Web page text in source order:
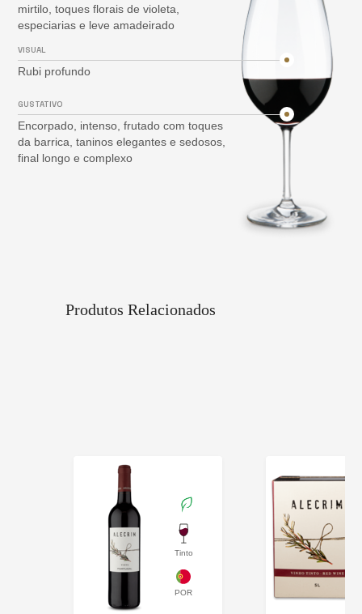
mirtilo, toques florais de violeta,
especiarias e leve amadeirado
VISUAL
Rubi profundo
GUSTATIVO
Encorpado, intenso, frutado com toques
da barrica, taninos elegantes e sedosos,
final longo e complexo
Produtos Relacionados
Tinto